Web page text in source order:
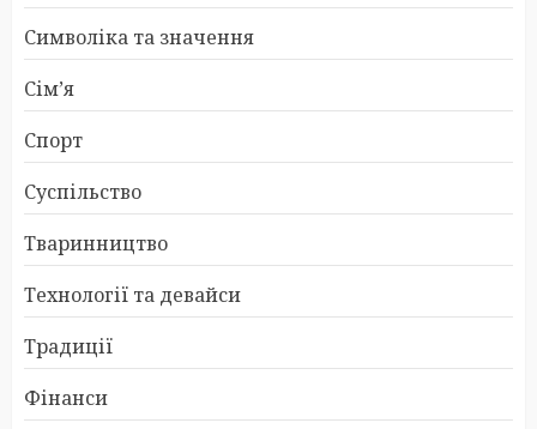
Символіка та значення
Сім’я
Спорт
Суспільство
Тваринництво
Технології та девайси
Традиції
Фінанси